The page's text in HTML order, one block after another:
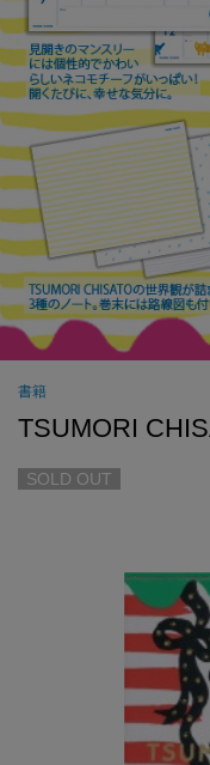
書籍
TSUMORI
SOLD OUT